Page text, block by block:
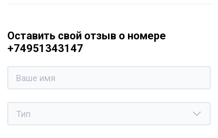
Оставить свой отзыв о номере
+74951343147